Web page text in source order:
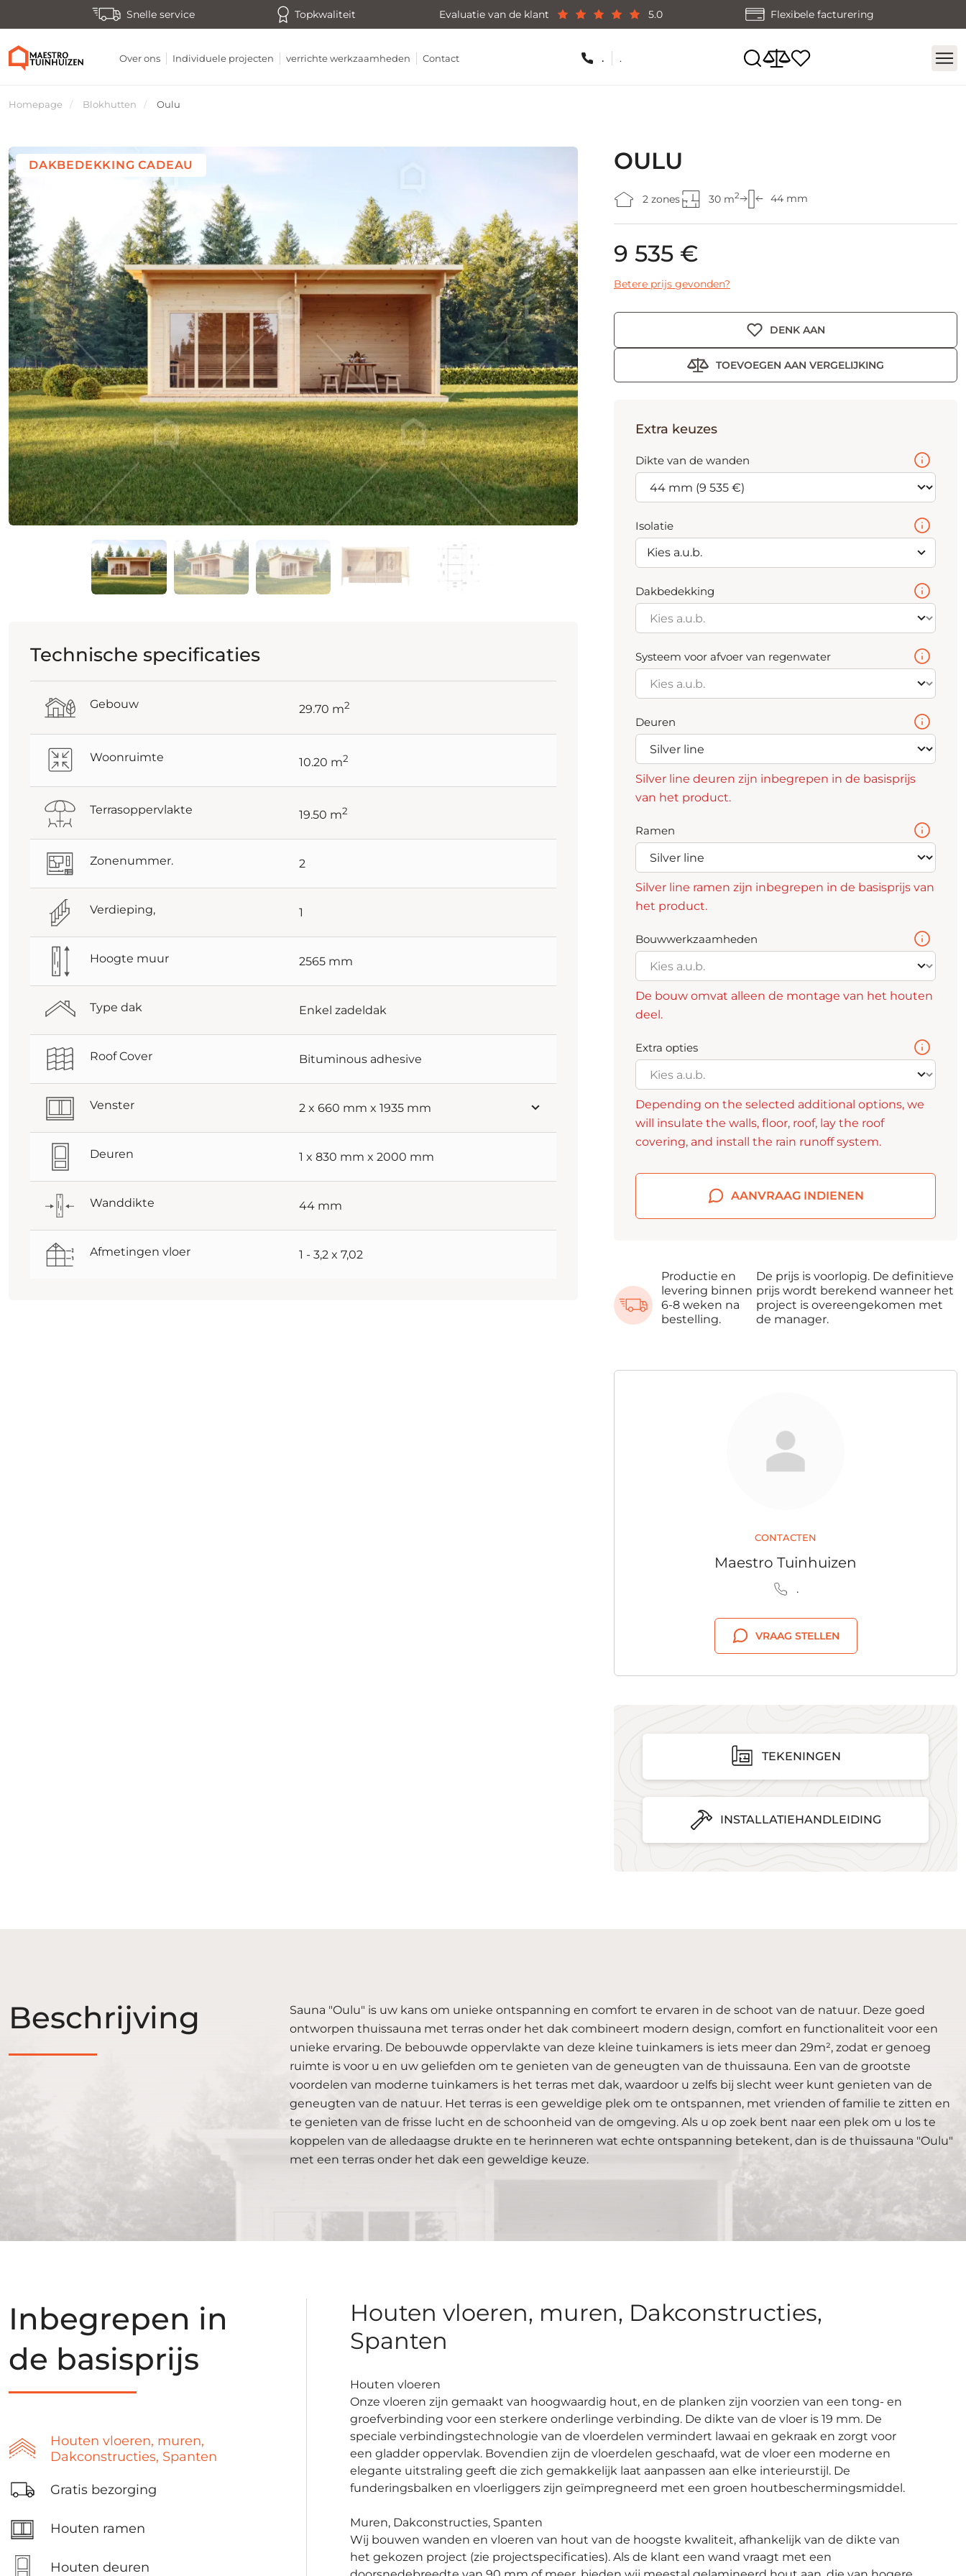
Snelle service Topkwaliteit Evaluatie van de klant 5.0 Flexibele facturering
Over ons Individuele projecten verrichte werkzaamheden Contact . .
Homepage Blokhutten Oulu
DAKBEDEKKING CADEAU
Technische specificaties
Gebouw 29.70 m2
Woonruimte 10.20 m2
Terrasoppervlakte 19.50 m2
Zonenummer. 2
Verdieping, 1
Hoogte muur 2565 mm
Type dak Enkel zadeldak
Roof Cover Bituminous adhesive
Venster 2 x 660 mm x 1935 mm
Deuren 1 x 830 mm x 2000 mm
Wanddikte 44 mm
Afmetingen vloer 1 - 3,2 x 7,02
OULU
2 zones 30 m2 44 mm
9 535 €
Betere prijs gevonden?
DENK AAN
TOEVOEGEN AAN VERGELIJKING
Extra keuzes
Dikte van de wanden
Isolatie
Kies a.u.b.
Dakbedekking
Systeem voor afvoer van regenwater
Deuren
Silver line deuren zijn inbegrepen in de basisprijs
van het product.
Ramen
Silver line ramen zijn inbegrepen in de basisprijs van
het product.
Bouwwerkzaamheden
De bouw omvat alleen de montage van het houten
deel.
Extra opties
Depending on the selected additional options, we
will insulate the walls, floor, roof, lay the roof
covering, and install the rain runoff system.
AANVRAAG INDIENEN
Productie en
levering binnen
6-8 weken na
bestelling.
De prijs is voorlopig. De definitieve
prijs wordt berekend wanneer het
project is overeengekomen met
de manager.
CONTACTEN
Maestro Tuinhuizen
.
VRAAG STELLEN
TEKENINGEN
INSTALLATIEHANDLEIDING
Beschrijving
Sauna "Oulu" is uw kans om unieke ontspanning en comfort te ervaren in de schoot van de natuur. Deze goed
ontworpen thuissauna met terras onder het dak combineert modern design, comfort en functionaliteit voor een
unieke ervaring. De bebouwde oppervlakte van deze kleine tuinkamers is iets meer dan 29m², zodat er genoeg
ruimte is voor u en uw geliefden om te genieten van de geneugten van de thuissauna. Een van de grootste
voordelen van moderne tuinkamers is het terras met dak, waardoor u zelfs bij slecht weer kunt genieten van de
geneugten van de natuur. Het terras is een geweldige plek om te ontspannen, met vrienden of familie te zitten en
te genieten van de frisse lucht en de schoonheid van de omgeving. Als u op zoek bent naar een plek om u los te
koppelen van de alledaagse drukte en te herinneren wat echte ontspanning betekent, dan is de thuissauna "Oulu"
met een terras onder het dak een geweldige keuze.
Inbegrepen in
de basisprijs
Houten vloeren, muren,
Dakconstructies, Spanten
Gratis bezorging
Houten ramen
Houten deuren
Houten vloeren, muren, Dakconstructies,
Spanten
Houten vloeren
Onze vloeren zijn gemaakt van hoogwaardig hout, en de planken zijn voorzien van een tong- en
groefverbinding voor een sterkere onderlinge verbinding. De dikte van de vloer is 19 mm. De
speciale verbindingstechnologie van de vloerdelen vermindert lawaai en gekraak en zorgt voor
een gladder oppervlak. Bovendien zijn de vloerdelen geschaafd, wat de vloer een moderne en
elegante uitstraling geeft die zich gemakkelijk laat aanpassen aan elke interieurstijl. De
funderingsbalken en vloerliggers zijn geïmpregneerd met een groen houtbeschermingsmiddel.
Muren, Dakconstructies, Spanten
Wij bouwen wanden en vloeren van hout van de hoogste kwaliteit, afhankelijk van de dikte van
het gekozen project (zie projectspecificaties). Als de klant een wand vraagt met een